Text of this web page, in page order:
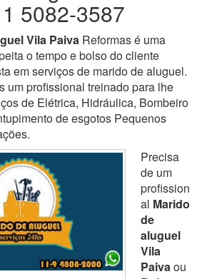
5082-3587
Vila Paiva Reformas é uma
o tempo e bolso do cliente
em serviços de marido de aluguel.
um profissional treinado para lhe
de Elétrica, Hidráulica, Bombeiro
de esgotos Pequenos
Precisa
de um
profission
al Marido
de
aluguel
Vila
Paivaou